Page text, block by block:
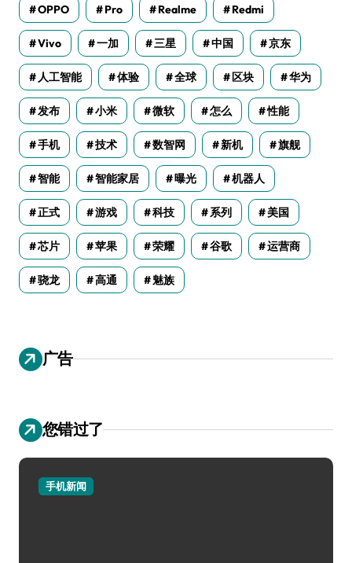
OPPO Pro Realme Redmi
Vivo 一加 三星 中国 京东
人工智能 体验 全球 区块 华为
发布 小米 微软 怎么 性能
手机 技术 数智网 新机 旗舰
智能 智能家居 曝光 机器人
正式 游戏 科技 系列 美国
芯片 苹果 荣耀 谷歌 运营商
骁龙 高通 魅族
广告
您错过了
手机新闻